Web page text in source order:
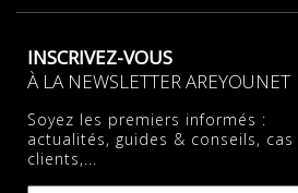
INSCRIVEZ-VOUS
À LA NEWSLETTER AREYOUNET
Soyez les premiers informés :
actualités, guides & conseils, cas
clients,...